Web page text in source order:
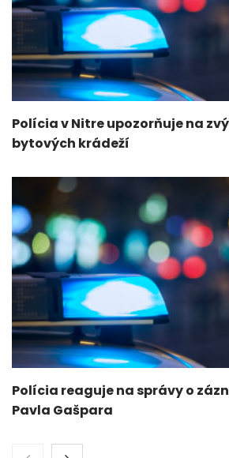
Polícia v Nitre upozorňuje na
bytových krádeží
Polícia reaguje na správy o
Pavla Gašpara